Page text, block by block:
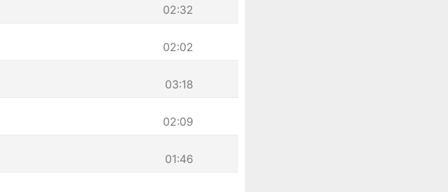
02:32
02:02
03:18
02:09
01:46